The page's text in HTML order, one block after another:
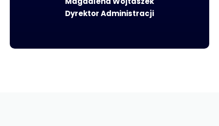
Dyrektor Administracji